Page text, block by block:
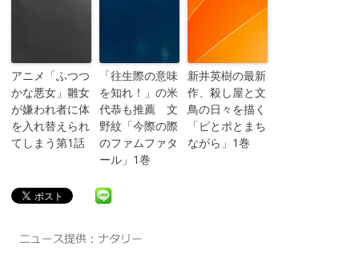
アニメ「ふつつ
かな悪女」雛女
が嫌われ者に体
を入れ替えられ
てしまう第1話
「往生際の意味
を知れ！」の米
代恭も推薦 文
野紋「今際の際
のファムファタ
ール」1巻
新井英樹の最新
作、殺し屋と文
鳥の日々を描く
「ピとポとまち
ながら」1巻